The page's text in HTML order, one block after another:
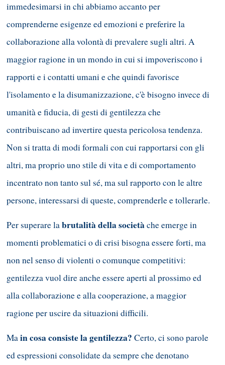
immedesimarsi in chi abbiamo accanto per
comprenderne esigenze ed emozioni e preferire la
collaborazione alla volontà di prevalere sugli altri. A
maggior ragione in un mondo in cui si impoveriscono i
rapporti e i contatti umani e che quindi favorisce
l'isolamento e la disumanizzazione, c'è bisogno invece di
umanità e fiducia, di gesti di gentilezza che
contribuiscano ad invertire questa pericolosa tendenza.
Non si tratta di modi formali con cui rapportarsi con gli
altri, ma proprio uno stile di vita e di comportamento
incentrato non tanto sul sé, ma sul rapporto con le altre
persone, interessarsi di queste, comprenderle e tollerarle.
Per superare labrutalità della societàche emerge in
momenti problematici o di crisi bisogna essere forti, ma
non nel senso di violenti o comunque competitivi:
gentilezza vuol dire anche essere aperti al prossimo ed
alla collaborazione e alla cooperazione, a maggior
ragione per uscire da situazioni difficili.
Main cosa consiste la gentilezza? Certo, ci sono parole
ed espressioni consolidate da sempre che denotano